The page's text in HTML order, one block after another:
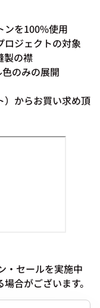
ンを100%使用
ロジェクトの対象
製の襟
のみの展開
）からお買い求め頂
・セールを実施中
合がございます。